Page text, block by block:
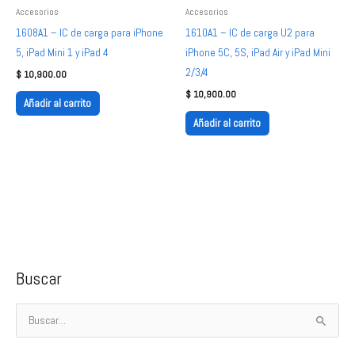
Accesorios
1608A1 – IC de carga para iPhone
5, iPad Mini 1 y iPad 4
$ 10,900.00
Añadir al carrito
Accesorios
1610A1 – IC de carga U2 para
iPhone 5C, 5S, iPad Air y iPad Mini
2/3/4
$ 10,900.00
Añadir al carrito
Buscar